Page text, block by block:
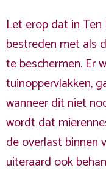
Let erop dat in
bestreden met als
te beschermen. Er
tuinoppervlakken,
wanneer dit niet
wordt dat
de overlast binnen
uiteraard ook